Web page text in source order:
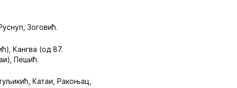
Зоговић.
Кангва (од 87.
Пешић.
Катаи, Ракоњац,